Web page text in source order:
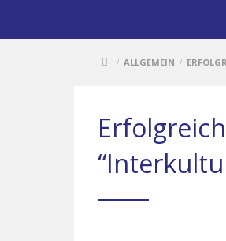
/ ALLGEMEIN /